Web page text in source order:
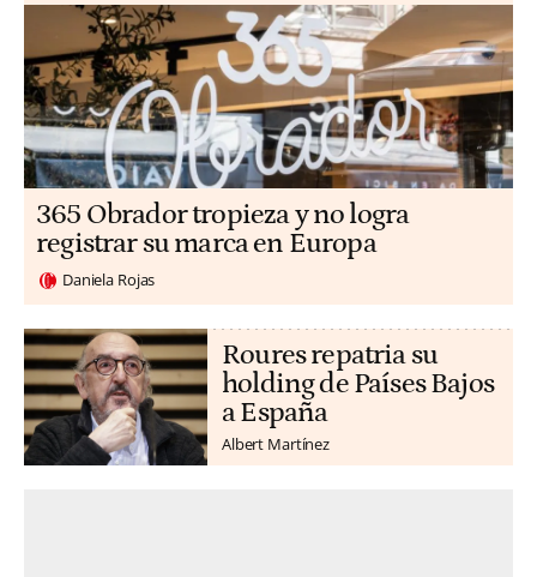
365 Obrador tropieza y no logra
registrar su marca en Europa
Daniela Rojas
Roures repatria su
holding de Países Bajos
a España
Albert Martínez